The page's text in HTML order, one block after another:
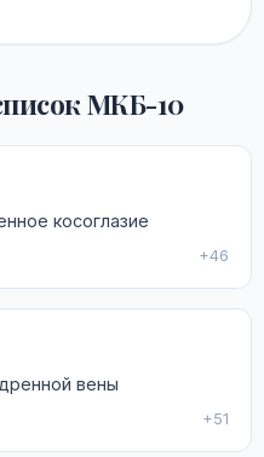
МКБ-10
косоглазие
+46
вены
+51